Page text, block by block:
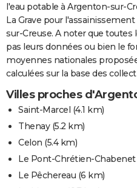
l'eau potable à Argenton-sur-
La Grave pour
sur-Creuse. A noter que
pas leurs données ou bien le
moyennes nationales
calculées sur la base des
Villes proches
Saint-Marcel (4.1 km)
Thenay(5.2 km)
Celon (5.4 km)
Le Pont-Chrétien-Chabenet
Le Pêchereau (6 km)